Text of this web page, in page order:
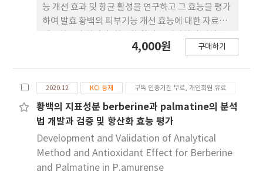
의 범 위였으며, LOQ는 1.45-2.44 μg/mL 범위에서
정량분석이 가능한 것으로 나타났다. 분석법 검증 결
과, 특이성, 직선 성, 정밀성 및 정확성 모두 우수한 분
석법임을 검증하였 으며, LOD와 LOQ 또한 Vitalbos
때, DAA, 총당 함량, galacturonic acid, glucose
및 galactose의 함량은 각각 2.31±0.06 mg/dry
weight g, 475.92±5.95 mg/dry weight g,
mg/dry weight g 및 67.30±2.31 mg/dry weight
g으로 측정되었다. 본 연구에서 검증된 분석법을 사
용했을 때 Vitalbos의 지표성분 3종에 대하여 우수한
능 개선 효과 및 항균 활성을 연구하고 그 효능을 평가
하여 발효 황백의 피부기능 개선 효능에 대한 자료를
플라보노이드, 총 페놀 함량, FRAP, DPPH 라디칼
를 처리한 RAW 264.7 대식세포와 TRF-α/IFN-γ를
처리한 HaCaT 피부표피 세포를 바탕으로 XTT 세포
독성평가, NO 생성 억제능 평가, ELISA kit를 이용
한 염증성 cytokine의 생성량을 평가 하여 항염증 활
성을 평가하였다. 항산화 활성의 측정 결과 발효 전 황
백 시료에서는 현저히 낮은 결과를 보였으 나, 발효과
4,000원 구매하기
2020.12 KCI 등재 구독 인증기관 무료, 개인회원 유료
황백의 지표성분 berberine과 palmatine의 분석
법 개발과 검증 및 항산화 효능 평가
Development and Validation of Analytical
Method and Antioxidant Effect for Berberine
and Palmatine in P.amurense